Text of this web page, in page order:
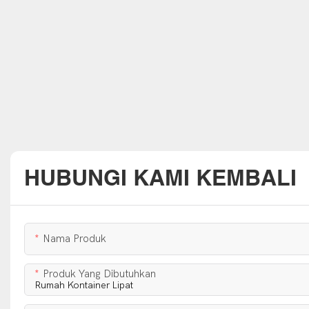
HUBUNGI KAMI KEMBALI
Nama Produk
Produk Yang Dibutuhkan